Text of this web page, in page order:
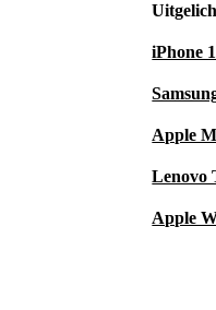
iPhone
Apple
Lenovo
Apple